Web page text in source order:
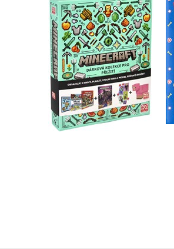
Minecraft - Dárková
kolekce pro přežití
Kolektiv
Do košíku
479 Kč